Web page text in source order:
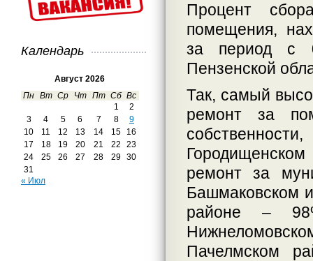
Календарь
Август 2026
Пн Вт Ср Чт Пт Сб Вс
1
2
3
4 5 6 7 8
9
10
11 12 13 14 15
16
17
18 19 20 21 22
23
24
25 26 27 28 29
30
31
« Июл
Процент
помещения,
за период с
Пензенской
Так, самый
ремонт за
ремонт за
Башмаковском
районе –
Пачелмском